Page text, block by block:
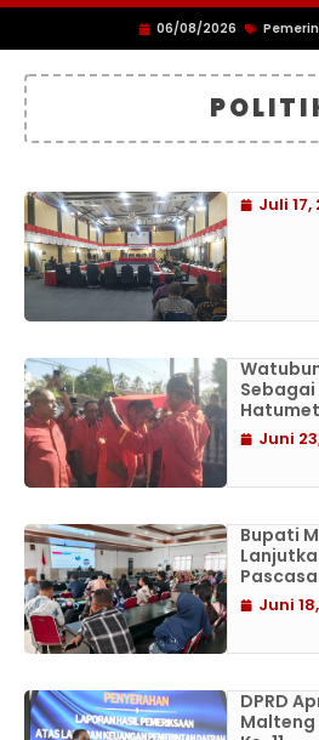
06/08/2026
Juli 17,
Juni
Bupati
Juni
DPRD
Malteng